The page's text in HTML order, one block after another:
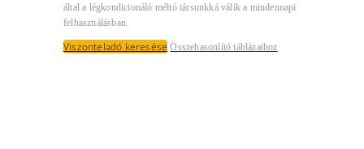
által a légkondicionáló méltó társunkká válik a mindennapi
felhasználásban.
Viszonteladó keresése Összehasonlító táblázathoz